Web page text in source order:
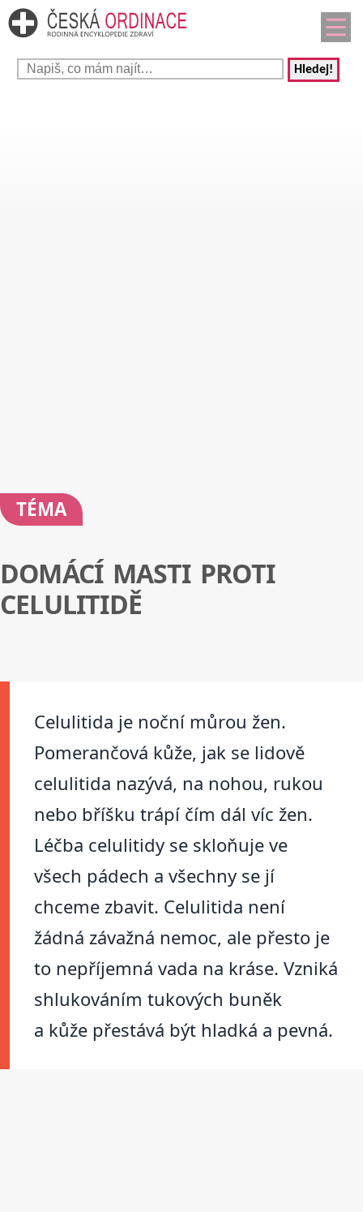
Hledej!
TÉMA
DOMÁCÍ MASTI PROTI
CELULITIDĚ
Celulitida je noční můrou žen.
Pomerančová kůže, jak se lidově
celulitida nazývá, na nohou, rukou
nebo bříšku trápí čím dál víc žen.
Léčba celulitidy se skloňuje ve
všech pádech a všechny se jí
chceme zbavit. Celulitida není
žádná závažná nemoc, ale přesto je
to nepříjemná vada na kráse. Vzniká
shlukováním tukových buněk
a kůže přestává být hladká a pevná.